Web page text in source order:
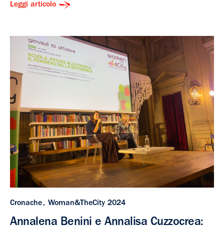
Leggi articolo
Cronache Woman&TheCity 2024
Annalena Benini e Annalisa Cuzzocrea: